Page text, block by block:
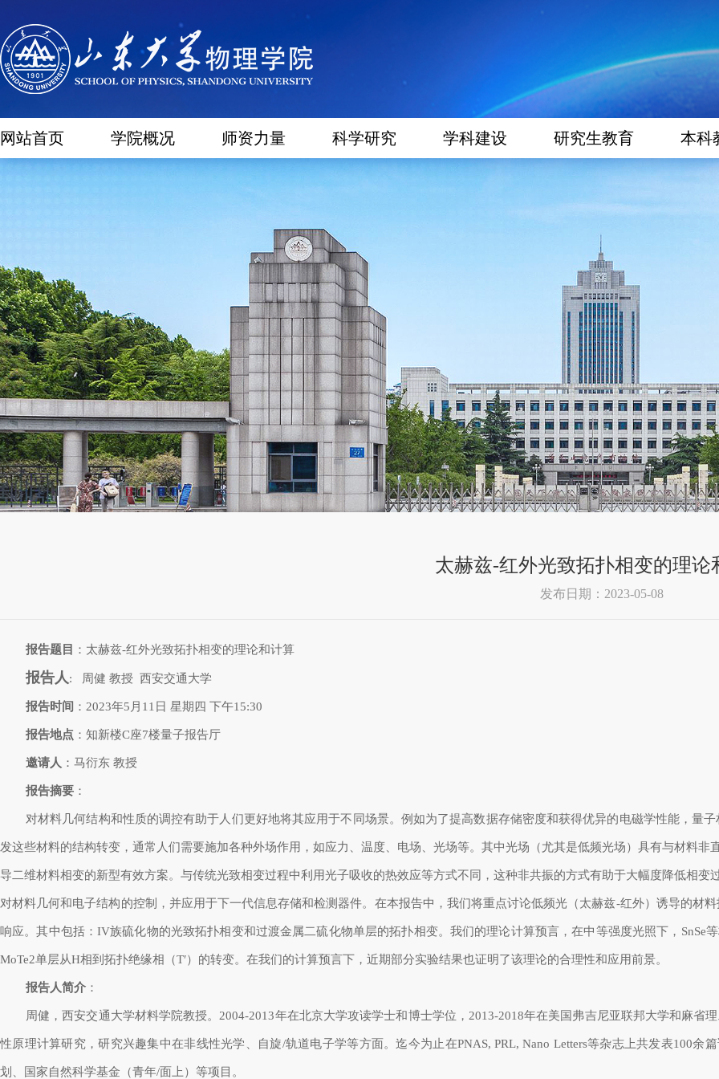
网站首页 学院概况 师资力量 科学研究 学科建设 研究生教育 本科
太赫兹-红外光致拓扑相变的理论
发布日期：2023-05-08
报告题目 ：太赫兹-红外光致拓扑相变的理论和计算
报告人: 周健 教授 西安交通大学
报告时间 ： 2023年5月 11 日 星期四 下午15:30
报告地点 ：知新楼C座7楼量子报告厅
邀请人 ：马衍东 教授
报告摘要 ：
对材料几何结构和性质的调控有助于人们更好地将其应用于不同场景。例如为了提高数据存储密度和获得优异的电磁学性能，量
发这些材料的结构转变，通常人们需要施加各种外场作用，如应力、温度、电场、光场等。其中光场（尤其是低频光场）具有与材料
导二维材料相变的新型有效方案。与传统光致相变过程中利用光子吸收的热效应等方式不同，这种非共振的方式有助于大幅度降低相
对材料几何和电子结构的控制，并应用于下一代信息存储和检测器件。在本报告中，我们将重点讨论低频光（太赫兹-红外）诱导的材
响应。其中包括：IV族硫化物的光致拓扑相变和过渡金属二硫化物单层的拓扑相变。我们的理论计算预言，在中等强度光照下，
MoTe2单层从H相到拓扑绝缘相（T′）的转变。在我们的计算预言下，近期部分实验结果也证明了该理论的合理性和应用前景。
报告人简介 ：
周健，西安交通大学材料学院教授。2004-2013年在北京大学攻读学士和博士学位，2013-2018年在美国弗吉尼亚联邦大学和麻
性原理计算研究，研究兴趣集中在非线性光学、自旋/轨道电子学等方面。迄今为止在PNAS, PRL, Nano Letters等杂志上共发表100
划、国家自然科学基金（青年/面上）等项目。